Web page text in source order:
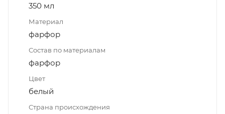
350 мл
Материал
фарфор
Состав по материалам
фарфор
Цвет
белый
Страна происхождения